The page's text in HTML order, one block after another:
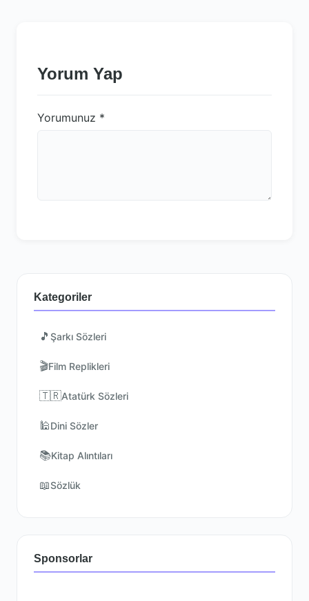
Yorum Yap
Yorumunuz *
Kategoriler
🎵 Şarkı Sözleri
🎬Film Replikleri
🇹🇷Atatürk Sözleri
🕌Dini Sözler
📚Kitap Alıntıları
📖Sözlük
Sponsorlar